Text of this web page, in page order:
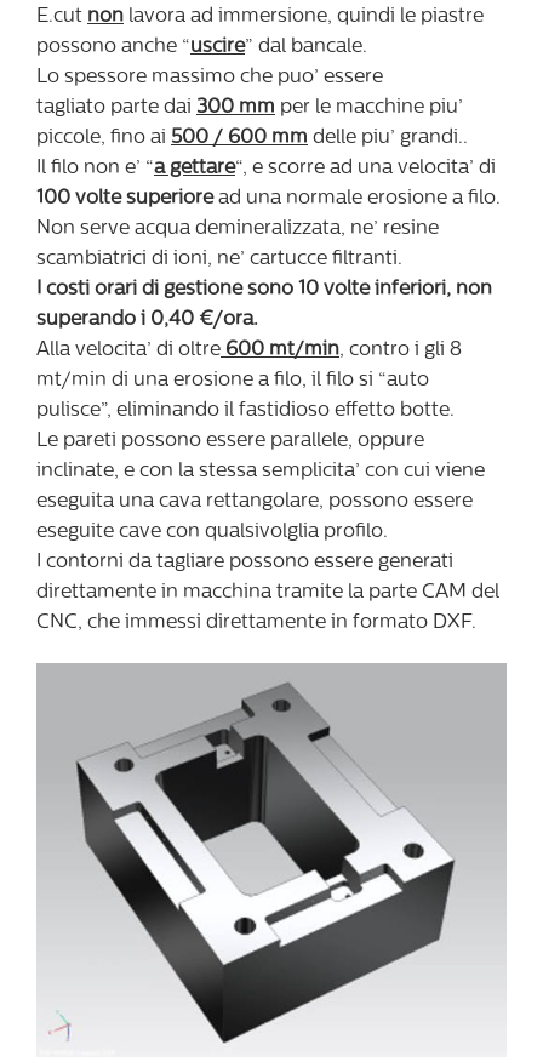
E.cut non lavora ad immersione, quindi le piastre
possono anche “uscire” dal bancale.
Lo spessore massimo che puo’ essere
tagliato parte dai 300 mm per le macchine piu’
piccole, fino ai 500 / 600 mm delle piu’ grandi..
Il filo non e’ “a gettare“, e scorre ad una velocita’ di
100 volte superioread una normale erosione a filo.
Non serve acqua demineralizzata, ne’ resine
scambiatrici di ioni, ne’ cartucce filtranti.
I costi orari di gestione sono 10 volte inferiori, non
superando i 0,40 €/ora.
Alla velocita’ di oltre 600 mt/min, contro i gli 8
mt/min di una erosione a filo, il filo si “auto
pulisce”, eliminando il fastidioso effetto botte.
Le pareti possono essere parallele, oppure
inclinate, e con la stessa semplicita’ con cui viene
eseguita una cava rettangolare, possono essere
eseguite cave con qualsivolglia profilo.
I contorni da tagliare possono essere generati
direttamente in macchina tramite la parte CAM del
CNC, che immessi direttamente in formato DXF.